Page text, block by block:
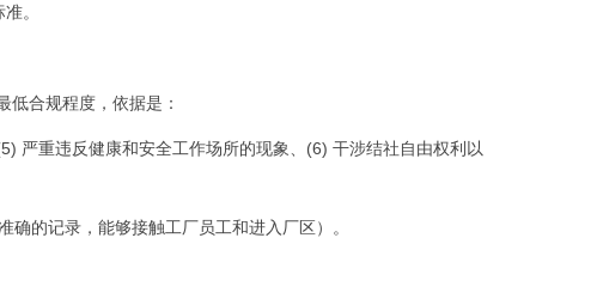
。
低合规程度，依据是：
严重违反健康和安全工作场所的现象、(6) 干涉结社自由权利以
的记录，能够接触工厂员工和进入厂区）。